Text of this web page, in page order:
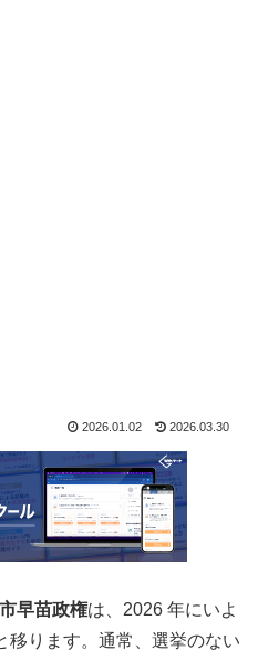
2026.01.02 2026.03.30
早苗政権は、2026 年にいよ
移ります。通常、選挙のない